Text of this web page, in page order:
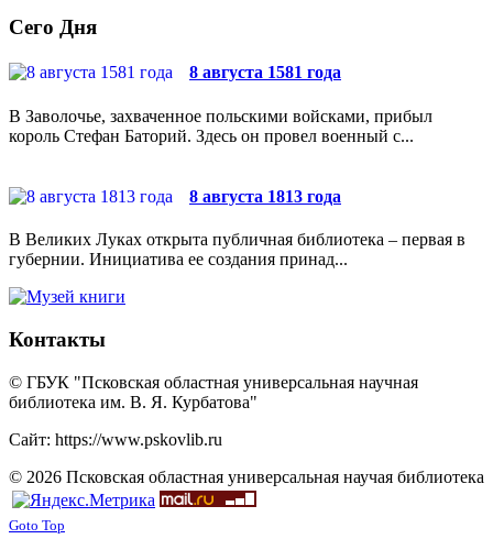
Сего Дня
8 августа 1581 года
В Заволочье, захваченное польскими войсками, прибыл
король Стефан Баторий. Здесь он провел военный с...
8 августа 1813 года
В Великих Луках открыта публичная библиотека – первая в
губернии. Инициатива ее создания принад...
Контакты
© ГБУК "Псковская областная универсальная научная
библиотека им. В. Я. Курбатова"
Сайт: https://www.pskovlib.ru
© 2026 Псковская областная универсальная научая библиотека
Goto Top